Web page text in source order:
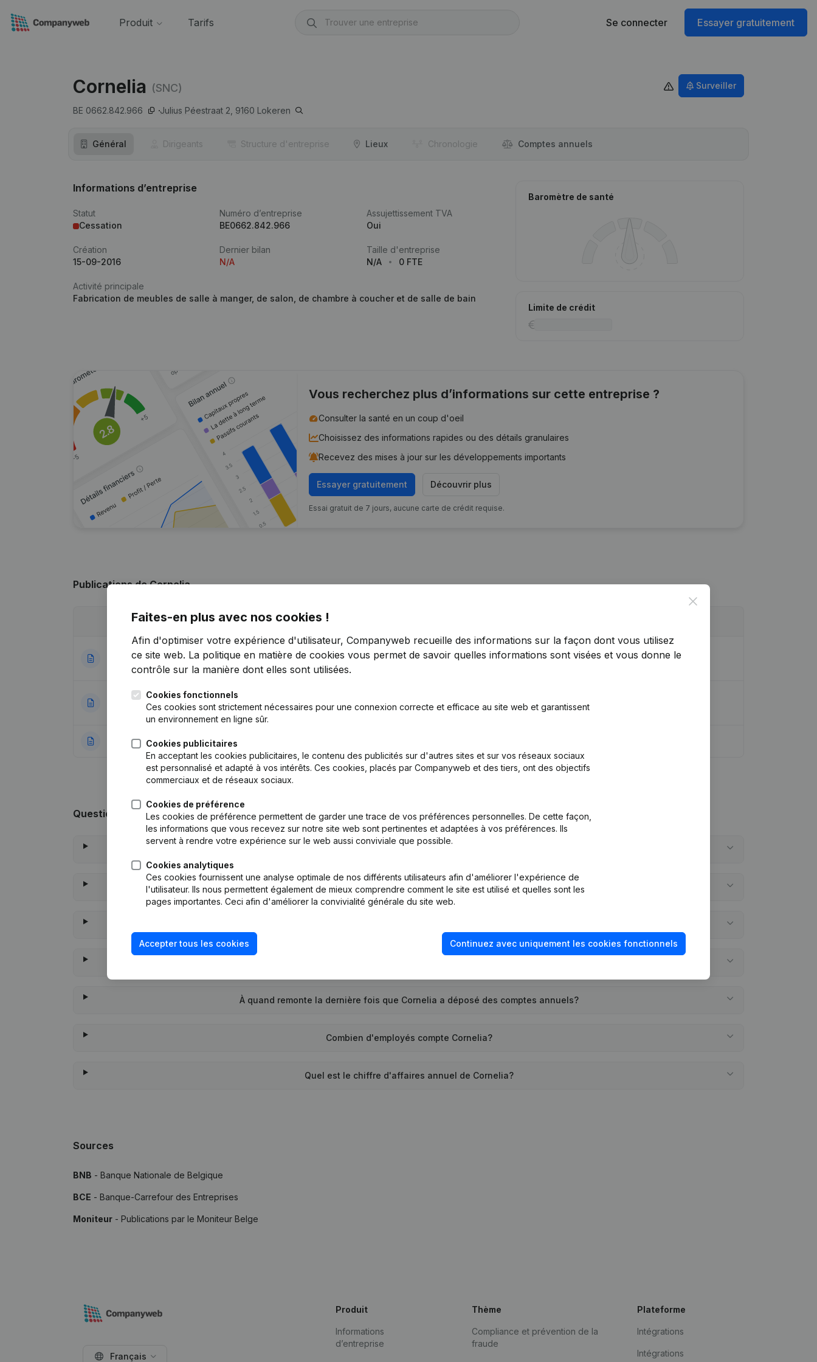
Produit Tarifs Se connecter Essayer gratuitement
Cornelia (SNC)
BE 0662.842.966 Julius Péestraat 2, 9160 Lokeren
Surveiller
Général Dirigeants Structure d'entreprise Lieux Chronologie Comptes annuels
Informations d’entreprise
Statut
Cessation
Numéro d’entreprise
BE0662.842.966
Assujettissement TVA
Oui
Création
15-09-2016
Dernier bilan
N/A
Taille d'entreprise
N/A
0 FTE
Activité principale
Fabrication de meubles de salle à manger, de salon, de chambre à coucher et de salle de bain
Baromètre de santé
Limite de crédit
Vous recherchez plus d’informations sur cette entreprise ?
Consulter la santé en un coup d'oeil
Choisissez des informations rapides ou des détails granulaires
Recevez des mises à jour sur les développements importants
Essayer gratuitement Découvrir plus
Essai gratuit de 7 jours, aucune carte de crédit requise.
Publicationsde Cornelia
Publication
02-12-2025
Rubrique Fin (Cessation, Annulation Cessation, Nullite, Concordat, Reorganisation Judiciaire, etc... - Demissions -
Nominations
(NL)
09-10-2025
Rubrique Fin (Cessation, Annulation Cessation, Nullite, Concordat, Reorganisation Judiciaire, etc... - Demissions -
Nominations(NL)
04-10-2016 Rubrique Constitution (Nouvelle Personne Morale, Ouverture Succursale, etc...)
Questions fréquemment posées
Quel est le numéro de TVA de Cornelia?
Quel est l'identifiant PEPPOL de Cornelia?
À quand remonte la dernière fois que Cornelia a déposé des comptes annuels?
Combien d'employés compte Cornelia?
Quel est le chiffre d'affaires annuel de Cornelia?
Sources
BNB - Banque Nationale de Belgique
BCE - Banque-Carrefour des Entreprises
Moniteur - Publications par le Moniteur Belge
Close
Faites-en plus avec nos cookies !
Afin d'optimiser votre expérience d'utilisateur, Companyweb recueille des informations sur la façon dont vous utilisez
ce site web. La politique en matière de cookies vous permet de savoir quelles informations sont visées et vous donne le
contrôle sur la manière dont elles sont utilisées.
Cookies fonctionnels
Ces cookies sont strictement nécessaires pour une connexion correcte et efficace au site web et garantissent
un environnement en ligne sûr.
Cookies publicitaires
En acceptant les cookies publicitaires, le contenu des publicités sur d'autres sites et sur vos réseaux sociaux
est personnalisé et adapté à vos intérêts. Ces cookies, placés par Companyweb et des tiers, ont des objectifs
commerciaux et de réseaux sociaux.
Cookies de préférence
Les cookies de préférence permettent de garder une trace de vos préférences personnelles. De cette façon,
les informations que vous recevez sur notre site web sont pertinentes et adaptées à vos préférences. Ils
servent à rendre votre expérience sur le web aussi conviviale que possible.
Cookies analytiques
Ces cookies fournissent une analyse optimale de nos différents utilisateurs afin d'améliorer l'expérience de
l'utilisateur. Ils nous permettent également de mieux comprendre comment le site est utilisé et quelles sont les
pages importantes. Ceci afin d'améliorer la convivialité générale du site web.
Accepter tous les cookies Continuez avec uniquement les cookies fonctionnels
Français
Produit
Informations
d’entreprise
Thème
Compliance et prévention de la
fraude
Plateforme
Intégrations
Intégrations